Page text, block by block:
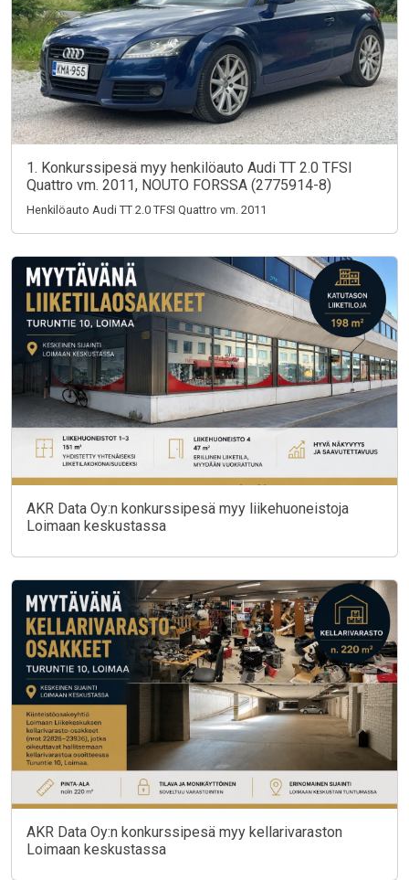
1. Konkurssipesä myy henkilöauto Audi TT 2.0 TFSI
Quattro vm. 2011, NOUTO FORSSA (2775914-8)
Henkilöauto Audi TT 2.0 TFSI Quattro vm. 2011
AKR Data Oy:n konkurssipesä myy liikehuoneistoja
Loimaan keskustassa
AKR Data Oy:n konkurssipesä myy kellarivaraston
Loimaan keskustassa